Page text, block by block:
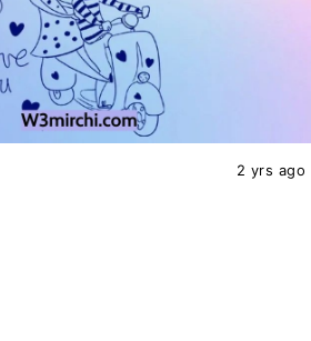
2 yrs ago